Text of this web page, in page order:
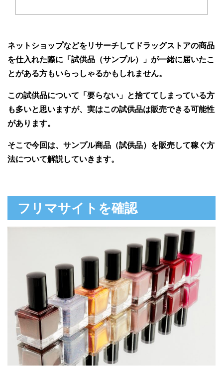
ネットショップなどをリサーチしてドラッグストアの商品
を仕入れた際に「試供品（サンプル）」が一緒に届いたこ
とがある方もいらっしゃるかもしれません。
この試供品について「要らない」と捨ててしまっている方
も多いと思いますが、実はこの試供品は販売できる可能性
があります。
そこで今回は、サンプル商品（試供品）を販売して稼ぐ方
法について解説していきます。
フリマサイトを確認